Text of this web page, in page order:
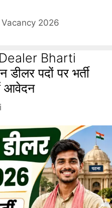
2026
Bharti
पदों पर भर्ती
आवेदन